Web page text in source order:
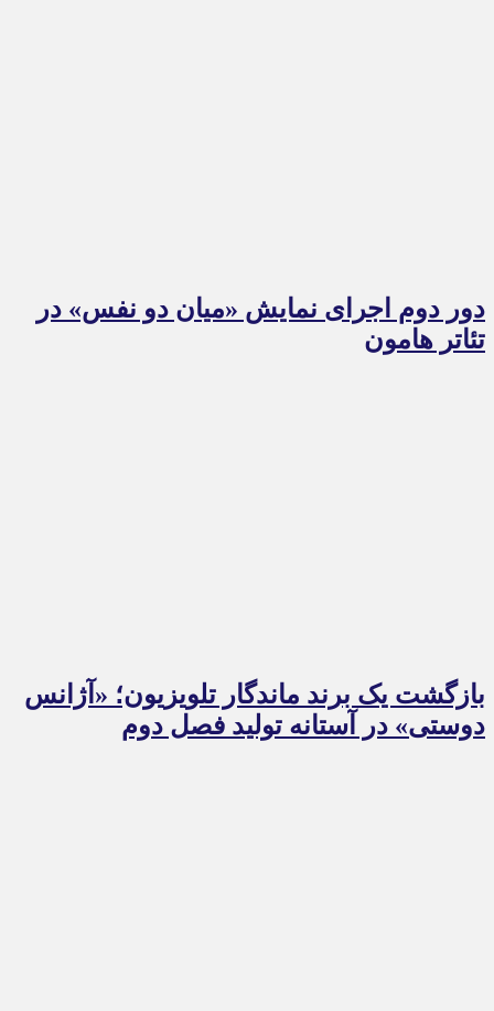
دور دوم اجرای نمایش «میان دو نفس» در
تئاتر هامون
بازگشت یک برند ماندگار تلویزیون؛ «آژانس
دوستی» در آستانه تولید فصل دوم